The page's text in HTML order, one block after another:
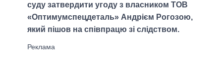
суду затвердити угоду з власником ТОВ
«Оптимумспецдеталь» Андрієм Рогозою,
який пішов на співпрацю зі слідством.